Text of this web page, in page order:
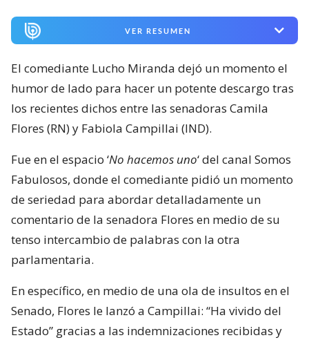
VER RESUMEN
El comediante Lucho Miranda dejó un momento el
humor de lado para hacer un potente descargo tras
los recientes dichos entre las senadoras Camila
Flores (RN) y Fabiola Campillai (IND).
Fue en el espacio ‘No hacemos uno‘ del canal Somos
Fabulosos, donde el comediante pidió un momento
de seriedad para abordar detalladamente un
comentario de la senadora Flores en medio de su
tenso intercambio de palabras con la otra
parlamentaria.
En específico, en medio de una ola de insultos en el
Senado, Flores le lanzó a Campillai: “Ha vivido del
Estado” gracias a las indemnizaciones recibidas y